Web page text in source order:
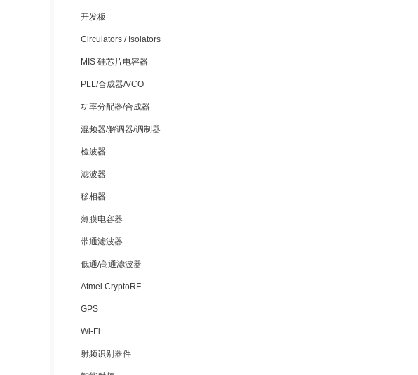
开发板
Circulators / Isolators
MIS 硅芯片电容器
PLL/合成器/VCO
功率分配器/合成器
混频器/解调器/调制器
检波器
滤波器
移相器
薄膜电容器
带通滤波器
低通/高通滤波器
Atmel CryptoRF
GPS
Wi-Fi
射频识别器件